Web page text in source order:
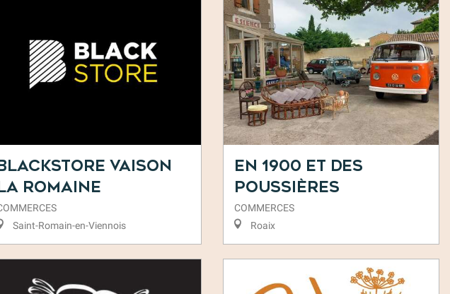
Vaison
Romaine
Saint-Romain-en-Viennois
En 1900 et des
poussières
COMMERCES
Roaix